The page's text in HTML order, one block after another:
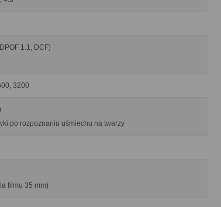
1.1, DCF)
3200
po rozpoznaniu uśmiechu na twarzy
filmu 35 mm)